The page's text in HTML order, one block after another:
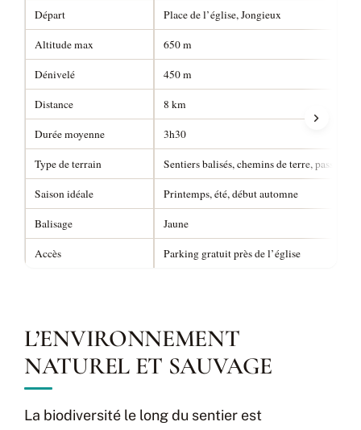
Départ Place de l’église, Jongieux
Altitude max 650 m
Dénivelé 450 m
Distance 8 km
Durée moyenne 3h30
Type de terrain Sentiers balisés, chemins de terre, passages
Saison idéale Printemps, été, début automne
Balisage Jaune
Accès Parking gratuit près de l’église
L’ENVIRONNEMENT
NATUREL ET SAUVAGE
La biodiversité le long du sentier est